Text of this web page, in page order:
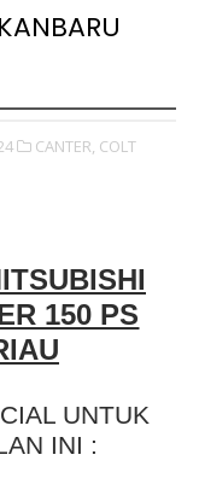
CANTER, COLT
150 PS
UNTUK
INI :